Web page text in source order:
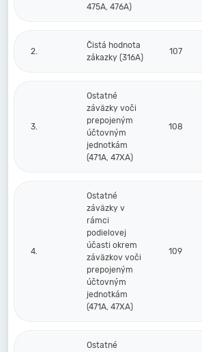
475A, 476A)
2.
Čistá hodnota
zákazky (316A)
107
3.
Ostatné
záväzky voči
prepojeným
účtovným
jednotkám
(471A, 47XA)
108
4.
Ostatné
záväzky v
rámci
podielovej
účasti okrem
záväzkov voči
prepojeným
účtovným
jednotkám
(471A, 47XA)
109
Ostatné